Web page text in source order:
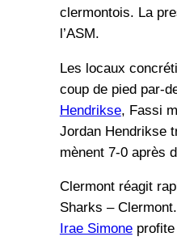
clermontois. La
l’ASM.
Les locaux
coup de pied par-
Hendrikse, Fassi
Jordan Hendrikse
mènent 7-0 après
Clermont réagit
Sharks –
Irae Simoneprofite